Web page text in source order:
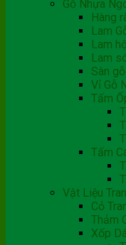
Gỗ Nhựa
Hàng
Lam
Lam
Lam
Sàn
Vỉ Gỗ
Tấm
Tấm
Vật Liệu
Cỏ
Thảm
Xốp